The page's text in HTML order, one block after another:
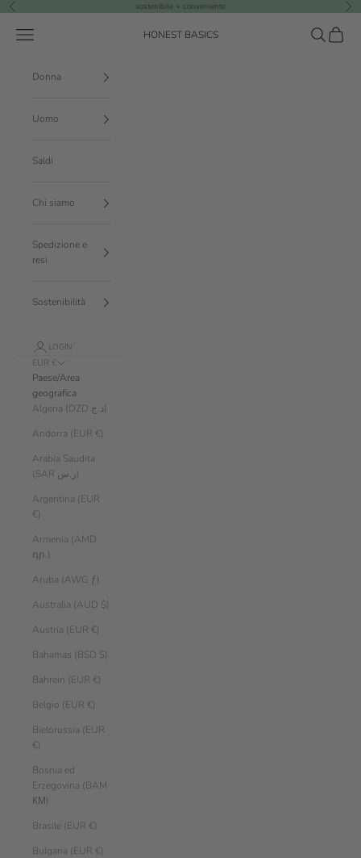
Vai al contenuto
Precedente sostenibile + conveniente
HONEST BASICS
Menù CercaCarrello
Donna
Uomo
Saldi
Chi siamo
Spedizione e
resi
Sostenibilità
LOGIN
EUR €
Paese/Area
geografica
Algeria (DZD د.ج)
Andorra (EUR €)
Arabia Saudita
(SAR ر.س)
Argentina (EUR
€)
Armenia (AMD
դր.)
Aruba (AWG ƒ)
Australia (AUD $)
Austria (EUR €)
Bahamas (BSD $)
Bahrein (EUR €)
Belgio (EUR €)
Bielorussia (EUR
€)
Bosnia ed
Erzegovina (BAM
КМ)
Brasile (EUR €)
Bulgaria (EUR €)